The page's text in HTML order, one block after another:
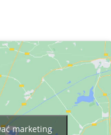
marketing